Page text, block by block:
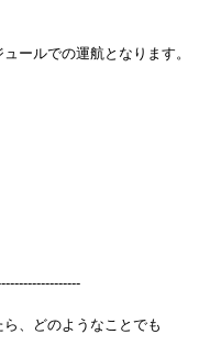
ールでの運航となります。
、どのようなことでも